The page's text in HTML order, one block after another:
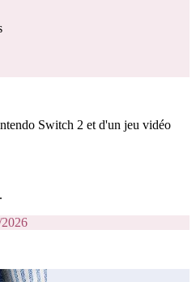
Switch 2 et d'un jeu vidéo